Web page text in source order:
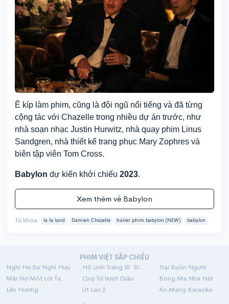
Ê kíp làm phim, cũng là đội ngũ nổi tiếng và đã từng
cộng tác với Chazelle trong nhiều dự án trước, như
nhà soạn nhạc Justin Hurwitz, nhà quay phim Linus
Sandgren, nhà thiết kế trang phục Mary Zophres và
biên tập viên Tom Cross.
Babylon dự kiến khởi chiếu 2023.
Xem thêm về Babylon
Từ khóa: la la land Damien Chazelle trailer phim babylon (NEW) babylon
PHIM VIỆT SẮP CHIẾU
Nghỉ Hè Sợ Nghỉ Hưu
Hộ Linh Tráng Sĩ: Bí Ẩn Mộ Vua Đinh
Trại Buôn Người
Mãi Nợ Một Lời Tạm Biệt
Quý Tử Vượt Giàu
Bóng Ma Nhà Hát
Lên Hương
Út Lan 2
Án Mạng Karaoke